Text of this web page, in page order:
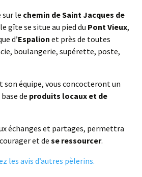
le chemin de Saint Jacques de
le gîte se situe au pied du Pont Vieux,
d’Espalion et près de toutes
boulangerie, supérette, poste,
son équipe, vous concocteront un
de produits locaux et de
échanges et partages, permettra
et de se ressourcer.
les avis d’autres pèlerins.